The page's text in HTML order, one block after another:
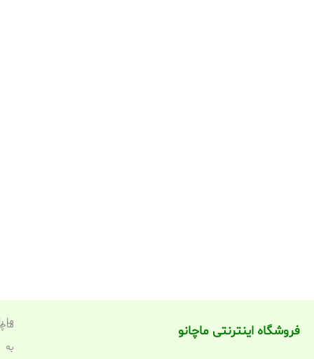
فروشگاه اینترنتی ماچانو
به
ما